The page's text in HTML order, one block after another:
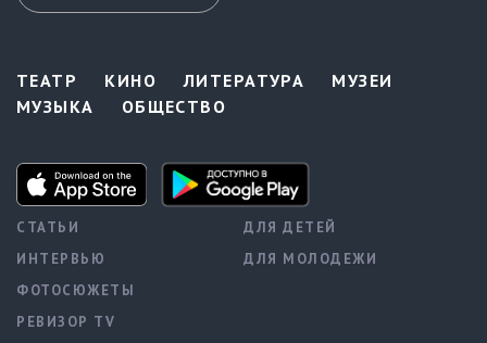
ТЕАТР КИНО ЛИТЕРАТУРА
МУЗЕИ
МУЗЫКА
ОБЩЕСТВО
СТАТЬИ
ИНТЕРВЬЮ
ФОТОСЮЖЕТЫ
РЕВИЗОР TV
ДЛЯ ДЕТЕЙ
ДЛЯ МОЛОДЕЖИ